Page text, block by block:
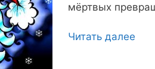
мёртвых
Читать далее